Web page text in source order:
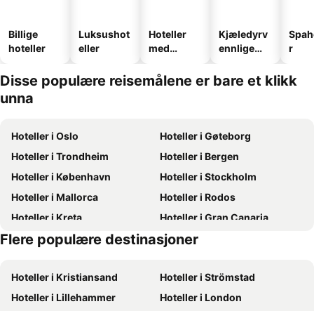
Billige
hoteller
Luksushot
eller
Hoteller
med
Kjæledyrv
ennlige
r
Disse populære reisemålene er bare et klikk
unna
Hoteller i Oslo
Hoteller i Gøteborg
Hoteller i Trondheim
Hoteller i Bergen
Hoteller i København
Hoteller i Stockholm
Hoteller i Mallorca
Hoteller i Rodos
Hoteller i Kreta
Hoteller i Gran Canaria
Hoteller i Sverige
Hoteller i Norge
Flere populære destinasjoner
Hoteller i Kristiansand
Hoteller i Strömstad
Hoteller i Lillehammer
Hoteller i London